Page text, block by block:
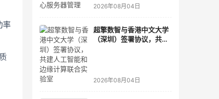
率
2026年08月04日
超擎数智与香港中文大学
（深圳）签署协议，共建
2026年08月04日